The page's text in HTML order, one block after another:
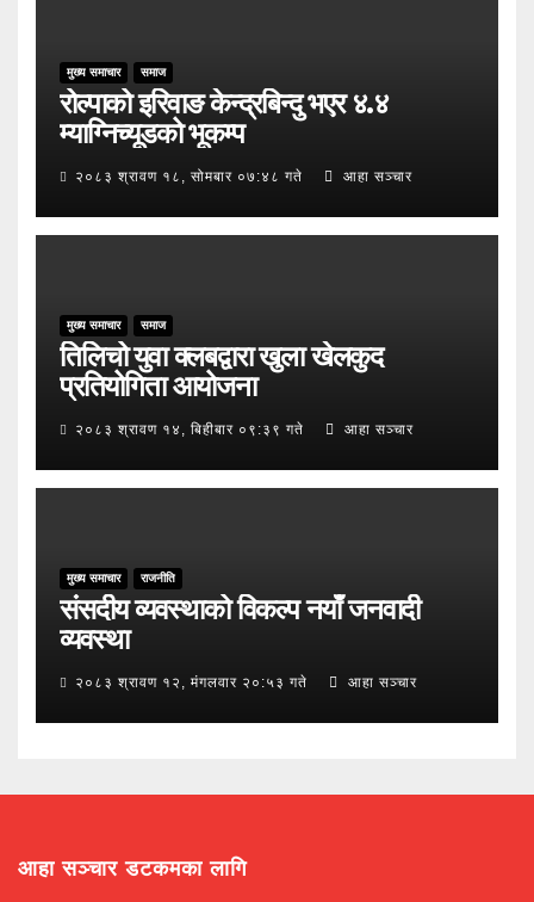
मुख्य समाचार समाज
रोल्पाको इरिवाङ केन्द्रबिन्दु भएर ४.४
म्याग्निच्यूडको भूकम्प
२०८३ श्रावण १८, सोमबार ०७:४८ गते आहा सञ्चार
मुख्य समाचार समाज
तिलिचो युवा क्लबद्वारा खुला खेलकुद
प्रतियोगिता आयोजना
२०८३ श्रावण १४, बिहीबार ०९:३९ गते आहा सञ्चार
मुख्य समाचार राजनीति
संसदीय व्यवस्थाको विकल्प नयाँ जनवादी
व्यवस्था
२०८३ श्रावण १२, मंगलवार २०:५३ गते आहा सञ्चार
आहा सञ्चार डटकमका लागि